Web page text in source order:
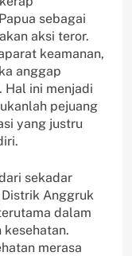
sebagai
aksi teror.
keamanan,
anggap
Hal ini menjadi
pejuang
yang justru
sekadar
Anggruk
dalam
kesehatan.
merasa